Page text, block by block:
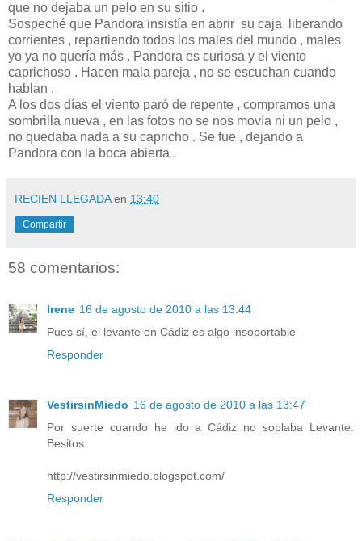
que no dejaba un pelo en su sitio .
Sospeché que Pandora insistía en abrir su caja liberando
corrientes , repartiendo todos los males del mundo , males
yo ya no quería más . Pandora es curiosa y el viento
caprichoso . Hacen mala pareja , no se escuchan cuando
hablan .
A los dos días el viento paró de repente , compramos una
sombrilla nueva , en las fotos no se nos movía ni un pelo ,
no quedaba nada a su capricho . Se fue , dejando a
Pandora con la boca abierta .
RECIEN LLEGADA en 13:40
Compartir
58 comentarios:
Irene 16 de agosto de 2010 a las 13:44
Pues sí, el levante en Cádiz es algo insoportable
Responder
VestirsinMiedo 16 de agosto de 2010 a las 13:47
Por suerte cuando he ido a Cádiz no soplaba Levante.
Besitos
http://vestirsinmiedo.blogspot.com/
Responder